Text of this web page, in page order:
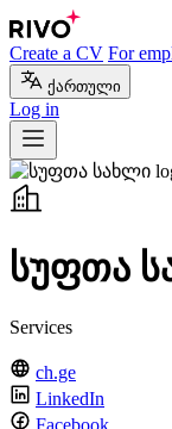
Create a CV For
ქართული
Log in
სუფთა
Services
ch.ge
LinkedIn
Facebook